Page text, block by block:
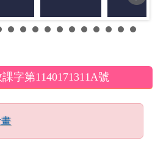
字第1140171311A號